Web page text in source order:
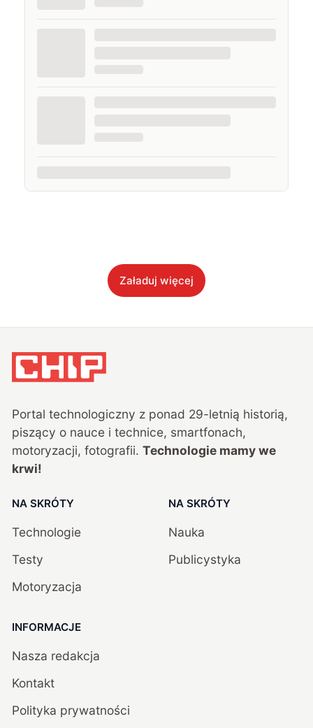
Załaduj więcej
Portal technologiczny z ponad 29-letnią historią,
piszący o nauce i technice, smartfonach,
motoryzacji, fotografii. Technologie mamy we
krwi!
NA SKRÓTY
Technologie
Testy
Motoryzacja
NA SKRÓTY
Nauka
Publicystyka
INFORMACJE
Nasza redakcja
Kontakt
Polityka prywatności